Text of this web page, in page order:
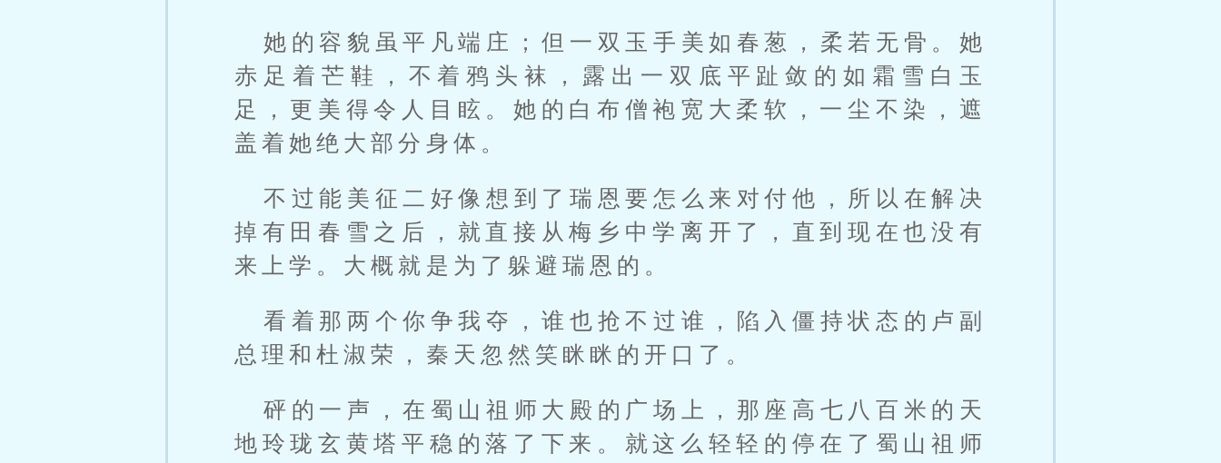
她的容貌虽平凡端庄；但一双玉手美如春葱，柔若无骨。她
赤足着芒鞋，不着鸦头袜，露出一双底平趾敛的如霜雪白玉
足，更美得令人目眩。她的白布僧袍宽大柔软，一尘不染，遮
盖着她绝大部分身体。
不过能美征二好像想到了瑞恩要怎么来对付他，所以在解决
掉有田春雪之后，就直接从梅乡中学离开了，直到现在也没有
来上学。大概就是为了躲避瑞恩的。
看着那两个你争我夺，谁也抢不过谁，陷入僵持状态的卢副
总理和杜淑荣，秦天忽然笑眯眯的开口了。
砰的一声，在蜀山祖师大殿的广场上，那座高七八百米的天
地玲珑玄黄塔平稳的落了下来。就这么轻轻的停在了蜀山祖师